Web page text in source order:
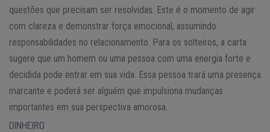
questões que precisam ser resolvidas. Este é o momento de agir
com clareza e demonstrar força emocional, assumindo
responsabilidades no relacionamento. Para os solteiros, a carta
sugere que um homem ou uma pessoa com uma energia forte e
decidida pode entrar em sua vida. Essa pessoa trará uma presença
marcante e poderá ser alguém que impulsiona mudanças
importantes em sua perspectiva amorosa.
DINHEIRO